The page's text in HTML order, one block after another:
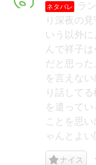
ネタバレ
ラ
り深夜の
いう以外
んで祥子
だと思っ
を言えな
り話して
を遣って
ことを思
ゃんとよ
ナイス